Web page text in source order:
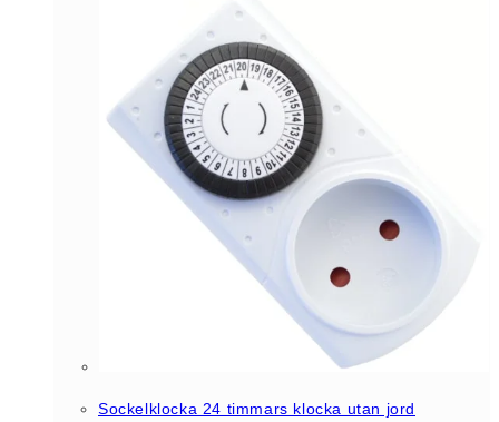
Sockelklocka 24 timmars klocka utan jord